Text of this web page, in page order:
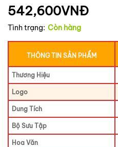
542,600VNĐ
Tình trạng: Còn hàng
THÔNG TIN SẢN PHẨM
Thương Hiệu
Logo
Dung Tích
Bộ Sưu Tập
Hoa Văn